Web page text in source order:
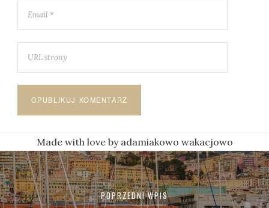
Made with love by adamiakowo wakacjowo
Nawigacja
wpisu
POPRZEDNI WPIS